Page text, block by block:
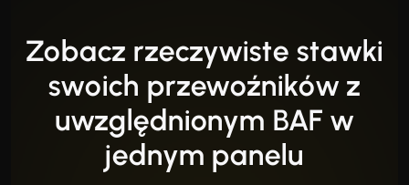
Zobacz rzeczywiste stawki
swoich przewoźników z
uwzględnionym BAF w
jednym panelu